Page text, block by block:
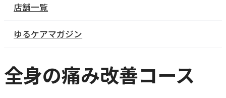
店舗一覧
ゆるケアマガジン
全身の痛み改善コース